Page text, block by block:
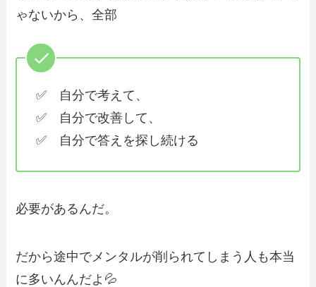
ゃないから、全部
✅ 自分で考えて、
✅ 自分で改善して、
✅ 自分で答えを探し続ける
必要があるんだ。
だから途中でメンタルが削られてしまう人も本当
に多いんんだよ💦